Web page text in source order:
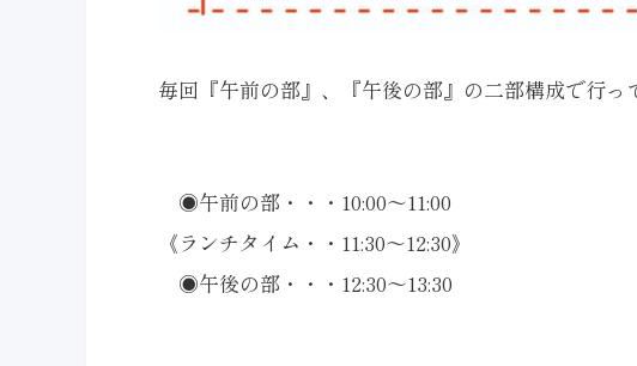
毎回『午前の部』、『午後の部』の二部構成で行っ
◉午前の部・・・10:00〜11:00
《ランチタイム・・11:30〜12:30》
◉午後の部・・・12:30〜13:30